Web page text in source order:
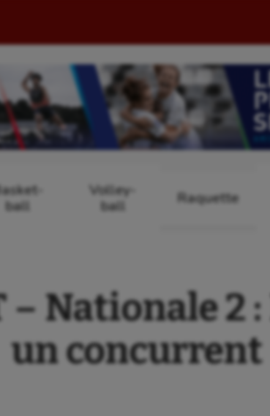
ball
Volley-
ball
Raquette
– Nationale 2
un concurrent